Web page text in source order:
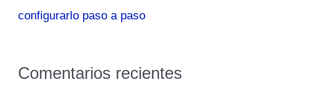
configurarlo paso a paso
Comentarios recientes